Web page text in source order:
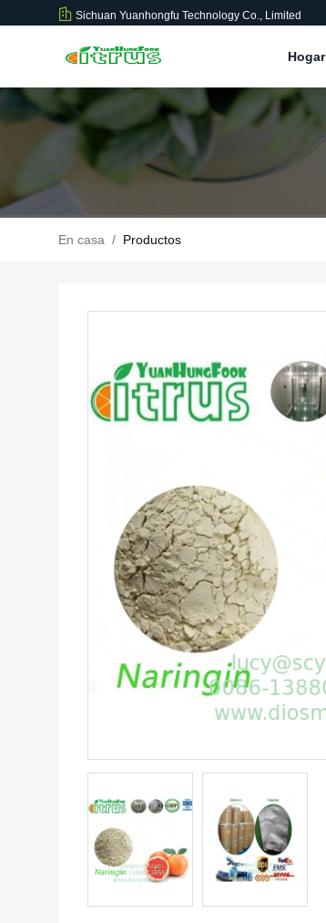
Sichuan Yuanhongfu Technology Co., Limited
Hogar
En casa / Productos